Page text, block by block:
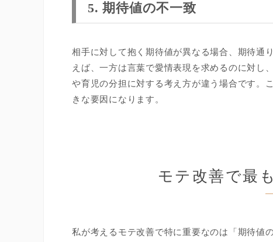
5. 期待値の不一致
相手に対して抱く期待値が異なる場合、期待通
えば、一方は言葉で愛情表現を求めるのに対し
や育児の分担に対する考え方が違う場合です。
きな要因になります。
モテ改善で最
私が考えるモテ改善で特に重要なのは「期待値